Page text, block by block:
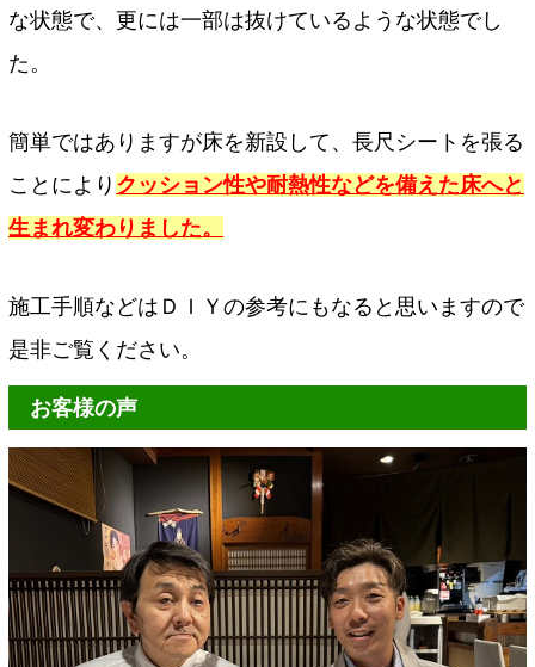
な状態で、更には一部は抜けているような状態でし
た。
簡単ではありますが床を新設して、長尺シートを張る
ことにより クッション性や耐熱性などを備えた床へと
生まれ変わりました。
施工手順などはＤＩＹの参考にもなると思いますので
是非ご覧ください。
お客様の声